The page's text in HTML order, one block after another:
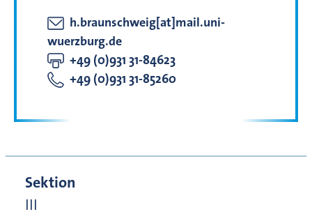
h.braunschweig[at]mail.uni-
wuerzburg.de
+49 (0)931 31-84623
+49 (0)931 31-85260
Sektion
III